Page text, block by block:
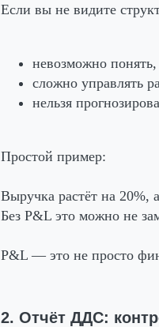
Если вы не видите
невозможно понять,
сложно управлять
нельзя
Простой пример:
Выручка растёт на
Без P&L это можно не
P&L — это не просто
2. Отчёт ДДС: